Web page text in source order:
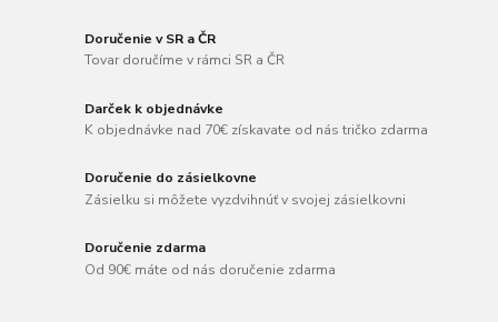
Doručenie v SR a ČR
Tovar doručíme v rámci SR a ČR
Darček k objednávke
K objednávke nad 70€ získavate od nás tričko zdarma
Doručenie do zásielkovne
Zásielku si môžete vyzdvihnúť v svojej zásielkovni
Doručenie zdarma
Od 90€ máte od nás doručenie zdarma